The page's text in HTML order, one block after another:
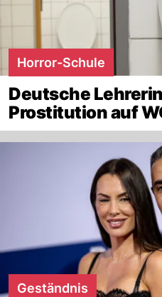
Horror-Schule
Deutsche
Prostitution auf
Geständnis